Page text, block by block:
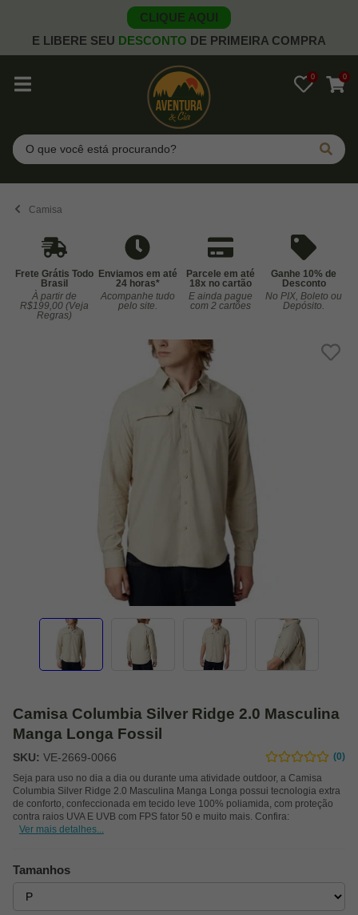
CLIQUE AQUI
E LIBERE SEU DESCONTO DE PRIMEIRA COMPRA
0 0
Pesquisar
Camisa
Frete Grátis Todo
Brasil
À partir de
R$199,00 (Veja
Regras)
Enviamos em até
24 horas*
Acompanhe tudo
pelo site.
Parcele em até
18x no cartão
E ainda pague
com 2 cartões
Ganhe 10% de
Desconto
No PIX, Boleto ou
Depósito.
Camisa Columbia Silver Ridge 2.0 Masculina
Manga Longa Fossil
SKU: VE-2669-0066
(0)
Seja para uso no dia a dia ou durante uma atividade outdoor, a Camisa
Columbia Silver Ridge 2.0 Masculina Manga Longa possui tecnologia extra
de conforto, confeccionada em tecido leve 100% poliamida, com proteção
contra raios UVA E UVB com FPS fator 50 e muito mais. Confira:
Ver mais detalhes...
Tamanhos